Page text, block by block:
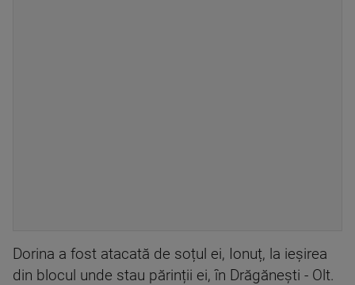
Dorina a fost atacată de soțul ei, Ionuț, la ieșirea
din blocul unde stau părinții ei, în Drăgănești - Olt.